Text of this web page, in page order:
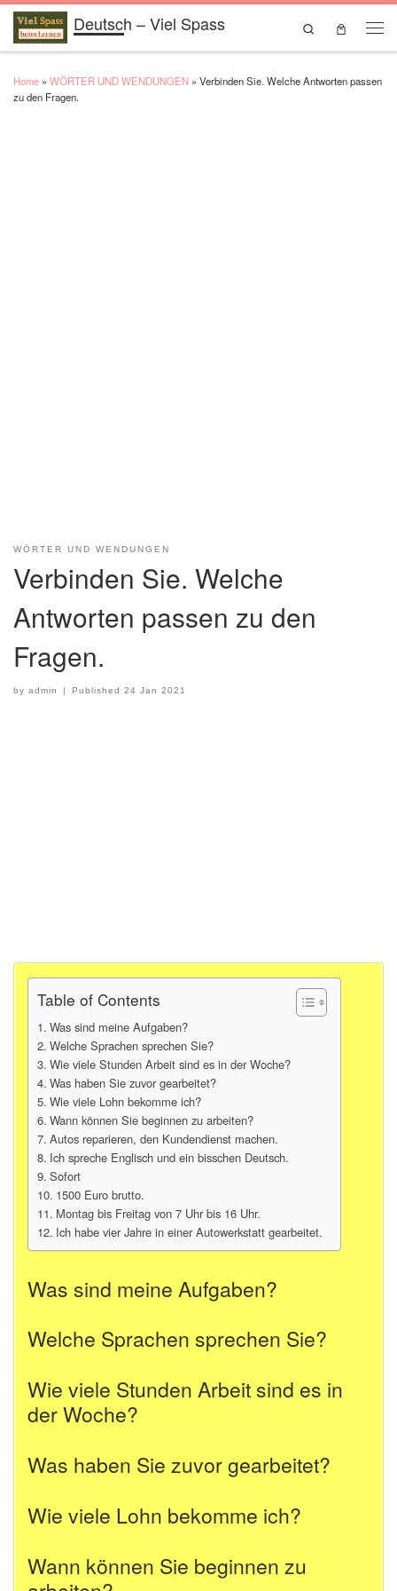
Skip to contentDeutsch – Viel Spass
Search
Home » WÖRTER UND WENDUNGEN » Verbinden Sie. Welche Antworten passen
zu den Fragen.
WÖRTER UND WENDUNGEN
Verbinden Sie. Welche
Antworten passen zu den
Fragen.
by admin Published24 Jan 2021
Table of Contents
Was sind meine Aufgaben?
Welche Sprachen sprechen Sie?
Wie viele Stunden Arbeit sind es in der Woche?
Was haben Sie zuvor gearbeitet?
Wie viele Lohn bekomme ich?
Wann können Sie beginnen zu arbeiten?
Autos reparieren, den Kundendienst machen.
Ich spreche Englisch und ein bisschen Deutsch.
Sofort
1500 Euro brutto.
Montag bis Freitag von 7 Uhr bis 16 Uhr.
Ich habe vier Jahre in einer Autowerkstatt gearbeitet.
Was sind meine Aufgaben?
Welche Sprachen sprechen Sie?
Wie viele Stunden Arbeit sind es in
der Woche?
Was haben Sie zuvor gearbeitet?
Wie viele Lohn bekomme ich?
Wann können Sie beginnen zu